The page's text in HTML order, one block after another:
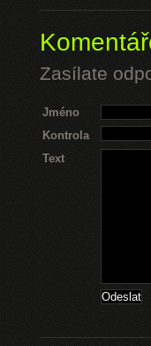
Zasílate
Jméno
Kontrola
Text